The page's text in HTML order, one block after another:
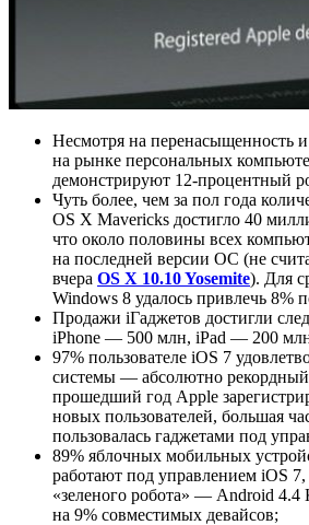
Несмотря на перенасыщенность
на рынке персональных
демонстрируют 12-процентный
Чуть более, чем за пол года
OS X Mavericks достигло 40
что около половины всех
на последней версии ОС (не
вчера OS X 10.10 Yosemite). Для
Windows 8 удалось привлечь 8%
Продажи iГаджетов достигли
iPhone — 500 млн, iPad — 200
97% пользователе iOS 7
системы — абсолютно рекордный
прошедший год Apple
новых пользователей, большая
пользовалась гаджетами под
89% яблочных мобильных
работают под управлением iOS 7,
«зеленого робота» — Android
на 9% совместимых девайсов;